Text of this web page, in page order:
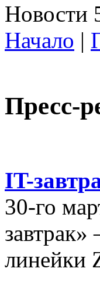
Новости
Начало |
Пресс-
IT-
30-го
линейки